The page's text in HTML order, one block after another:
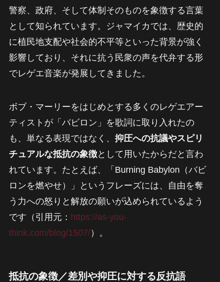
警察、政府、そして体制そのものを象徴する言葉
として知られています。ジャマイカでは、歴史的
に植民地支配や社会的不平等といった背景が強く
影響しており、それに抗う民衆の声を代弁する形
でレゲエ音楽が発展してきました。
ボブ・マーリーをはじめとする多くのレゲエアー
ティストが「バビロン」を歌詞に取り入れたの
も、単なる表現ではなく、 抑圧への抗議やスピリ
チュアルな抵抗の象徴として用いたからだと言わ
れています。たとえば、「Burning Babylon（バビ
ロンを燃やせ）」というフレーズには、自由を奪
う力への怒りと解放の願いが込められているよう
です（引用元： https://as-you-
think.com/blog/1507/）。
抵抗の象徴／差別や抑圧に対する反抗語